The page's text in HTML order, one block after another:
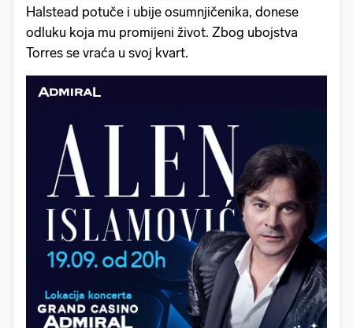
Halstead potuče i ubije osumnjičenika, donese
odluku koja mu promijeni život. Zbog ubojstva
Torres se vraća u svoj kvart.